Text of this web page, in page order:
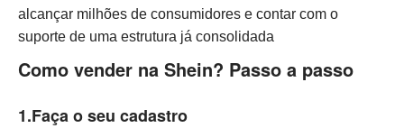
alcançar milhões de consumidores e contar com o
suporte de uma estrutura já consolidada
Como vender na Shein? Passo a passo
1.Faça o seu cadastro